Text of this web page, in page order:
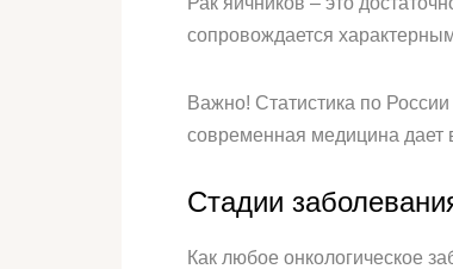
сопровождается
Важно! Статистика по
современная медицина дает
Стадии
Как любое онкологическое